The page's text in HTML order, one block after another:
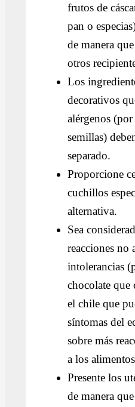
frutos de
pan o
de manera
otros
Los
decorativos
alérgenos
semillas)
separado.
Proporcione
cuchillos
alternativa.
Sea
reacciones no
intolerancias
chocolate que
el chile que
síntomas del
sobre más
a los
Presente los
de manera